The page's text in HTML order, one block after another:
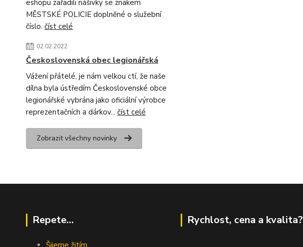
eshopu zařadili nášivky se znakem
MĚSTSKÉ POLICIE doplněné o služební
číslo. číst celé
02.02.2022
Československá obec legionářská
Vážení přátelé, je nám velkou ctí, že naše
dílna byla ústředím Československé obce
legionářské vybrána jako oficiální výrobce
reprezentačních a dárkov... číst celé
Zobrazit všechny novinky
Repete...
Šijeme žitím...
Rychlost, cena a kvalita?